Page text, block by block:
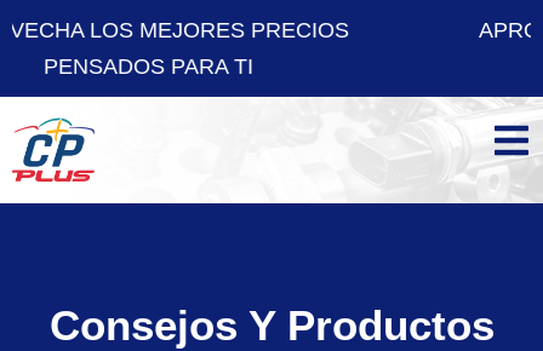
PRECIOS
APROVECHA LOS
Consejos Y Productos